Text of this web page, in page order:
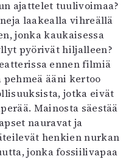
ajattelet tuulivoimaa?
laakealla vihreällä
jonka kaukaisessa
pyörivät hiljalleen?
ennen filmiä
ääni kertoo
jotka eivät
Mainosta säestää
nauravat ja
henkien nurkan
jonka fossiilivapaa